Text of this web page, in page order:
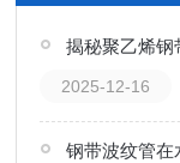
揭秘聚乙烯钢
2025-12-16
钢带波纹管在